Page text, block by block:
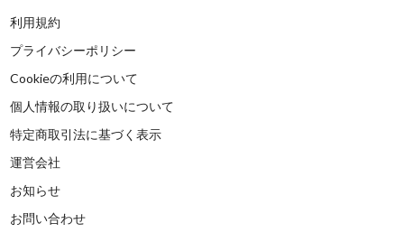
利用規約
プライバシーポリシー
Cookieの利用について
個人情報の取り扱いについて
特定商取引法に基づく表示
運営会社
お知らせ
お問い合わせ